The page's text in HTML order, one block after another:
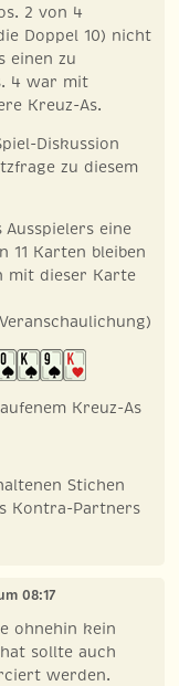
2 von 4
Doppel 10) nicht
einen zu
4 war mit
Kreuz-As.
Diskussion
zu diesem
Ausspielers eine
11 Karten bleiben
mit dieser Karte
Kreuz-As
Stichen
Kontra-Partners
08:17
ohnehin kein
sollte auch
werden.